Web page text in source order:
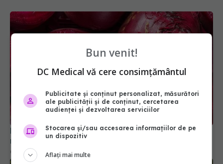
De ce tot mai mulți oameni beau suc de sfeclă
roșie. Beneficiile care i-au surprins pe cercetători
07 apr 2026, 12:20
Bun venit!
DC Medical vă cere consimțământul
Publicitate și conținut personalizat, măsurători
ale publicității și de conținut, cercetarea
audienței și dezvoltarea serviciilor
Stocarea și/sau accesarea informațiilor de pe
un dispozitiv
Aflați mai multe